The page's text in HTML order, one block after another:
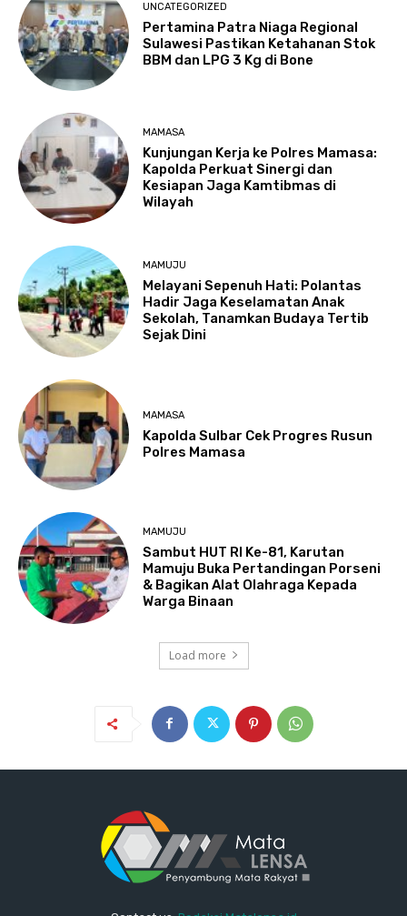
UNCATEGORIZED
Pertamina Patra Niaga Regional
Sulawesi Pastikan Ketahanan Stok
BBM dan LPG 3 Kg di Bone
MAMASA
Kunjungan Kerja ke Polres Mamasa:
Kapolda Perkuat Sinergi dan
Kesiapan Jaga Kamtibmas di
Wilayah
MAMUJU
Melayani Sepenuh Hati: Polantas
Hadir Jaga Keselamatan Anak
Sekolah, Tanamkan Budaya Tertib
Sejak Dini
MAMASA
Kapolda Sulbar Cek Progres Rusun
Polres Mamasa
MAMUJU
Sambut HUT RI Ke-81, Karutan
Mamuju Buka Pertandingan Porseni
& Bagikan Alat Olahraga Kepada
Warga Binaan
Load more